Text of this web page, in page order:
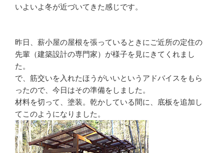
いよいよ冬が近づいてきた感じです。
昨日、薪小屋の屋根を張っているときにご近所の定住の
先輩（建築設計の専門家）が様子を見にきてくれまし
た。
で、筋交いを入れたほうがいいというアドバイスをもら
ったので、今日はその準備をしました。
材料を切って、塗装。乾かしている間に、底板を追加し
てこのようになりました。